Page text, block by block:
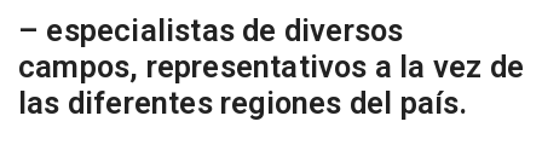
– especialistas de diversos
campos, representativos a la vez de
las diferentes regiones del país.